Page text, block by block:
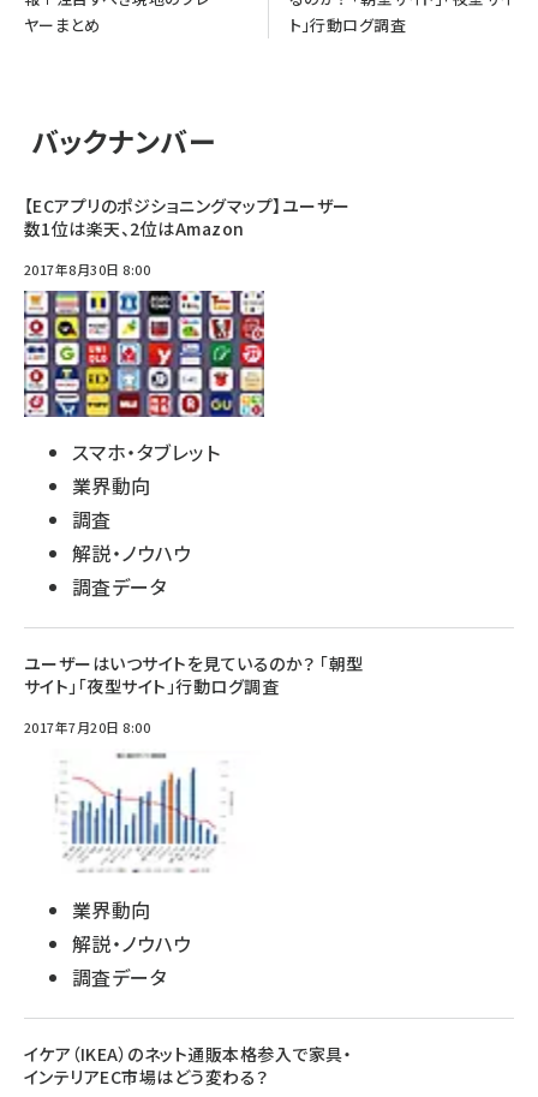
ヤーまとめ
ト」行動ログ調査
バックナンバー
【ECアプリのポジショニングマップ】ユーザー
数1位は楽天、2位はAmazon
2017年8月30日 8:00
スマホ・タブレット
業界動向
調査
解説・ノウハウ
調査データ
ユーザーはいつサイトを見ているのか？ 「朝型
サイト」「夜型サイト」行動ログ調査
2017年7月20日 8:00
業界動向
解説・ノウハウ
調査データ
イケア（IKEA）のネット通販本格参入で家具・
インテリアEC市場はどう変わる？